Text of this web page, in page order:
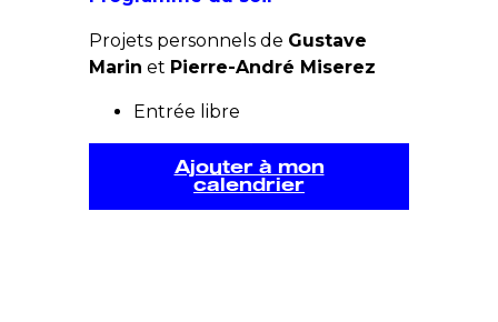
Projets personnels de Gustave
Marin et Pierre-André Miserez
Entrée libre
Ajouter à mon
calendrier